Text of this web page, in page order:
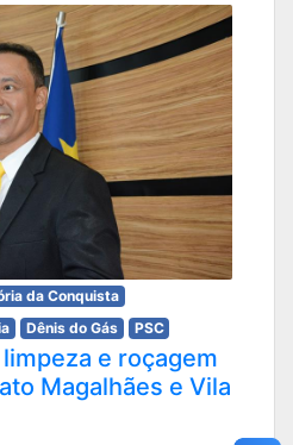
da Conquista
Dênis do Gás PSC
e roçagem
Magalhães e Vila